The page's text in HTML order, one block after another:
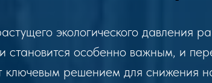
экологического давления
становится особенно важным, и
ключевым решением для снижения